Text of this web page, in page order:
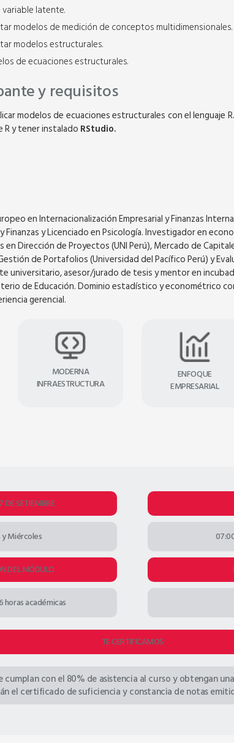
latente.
modelos de medición de conceptos multidimensionales.
modelos estructurales.
de ecuaciones estructurales.
y requisitos
modelos de ecuaciones estructurales con el lenguaje
R y tener instalado RStudio.
en Internacionalización Empresarial y Finanzas
y Licenciado en Psicología. Investigador en
en Dirección de Proyectos (UNI Perú), Mercado de
de Portafolios (Universidad del Pacífico Perú) y
universitario, asesor/jurado de tesis y mentor en
de Educación. Dominio estadístico y econométrico
gerencial.
MODERNA
INFRAESTRUCTURA
ENFOQUE
EMPRESARIAL
DE SETIEMBRE
y Miércoles
DEL MÓDULO
horas académicas
TE CERTIFICAMOS
cumplan con el 80% de asistencia al curso y obtengan
el certificado de suficiencia y constancia de notas
PYTHON - NIVEL II: MACHINE
LEARNING
06 clases - 24 horas académicas
Viernes 7:00 p.m. a 10:30 p.m.
Ver Temario Quiero matricularme